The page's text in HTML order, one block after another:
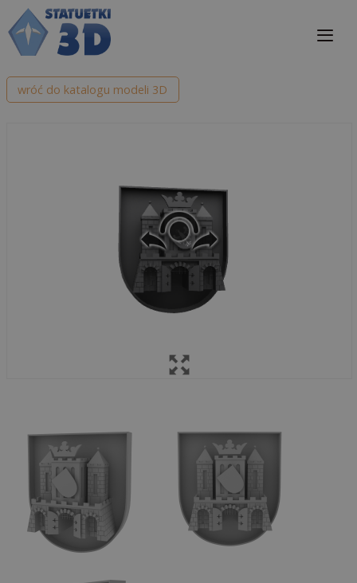
Przejdź
do
treści
wróć do katalogu modeli 3D